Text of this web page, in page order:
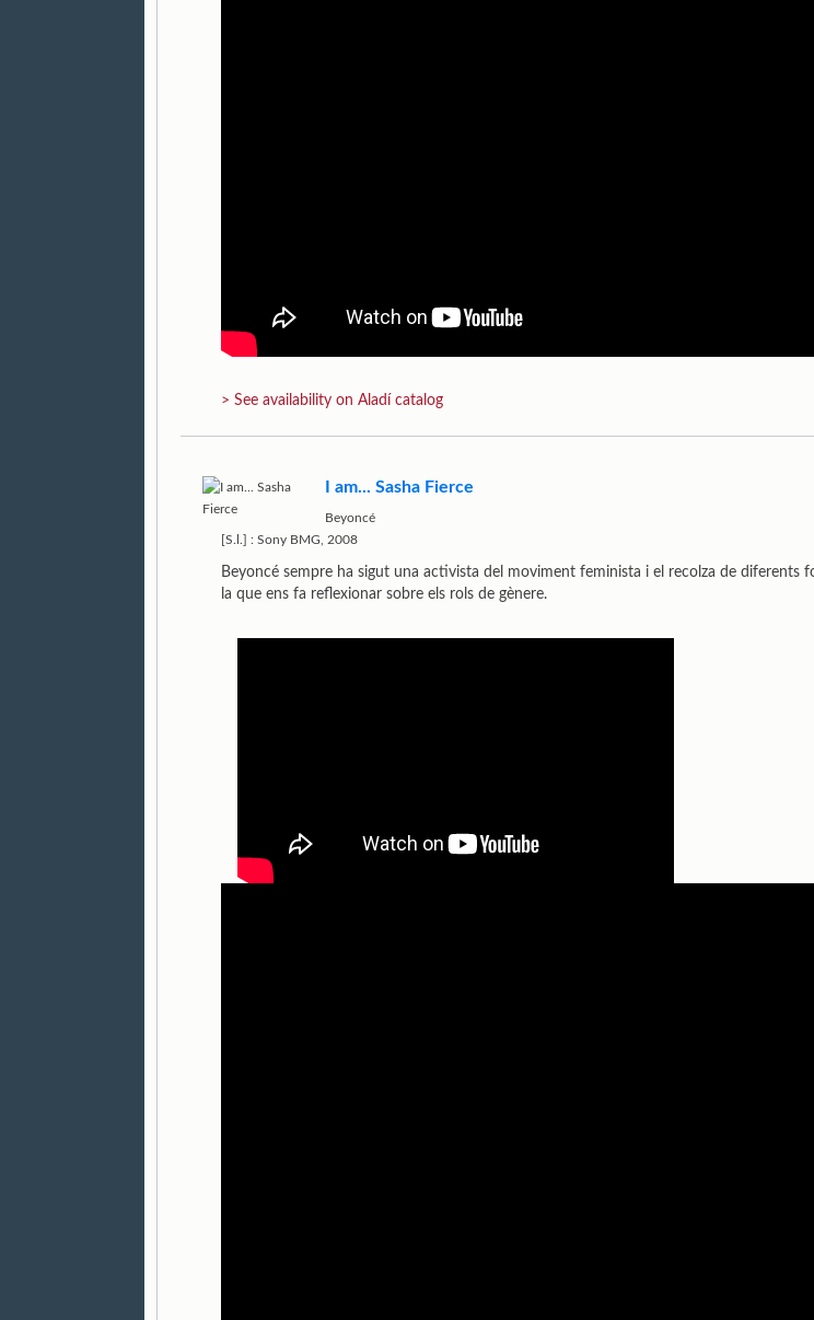
> See availability on Aladí catalog
I am... Sasha Fierce
Beyoncé
[S.l.] : Sony BMG, 2008
Beyoncé sempre ha sigut una activista del moviment feminista i el recolza de diferents
la que ens fa reflexionar sobre els rols de gènere.